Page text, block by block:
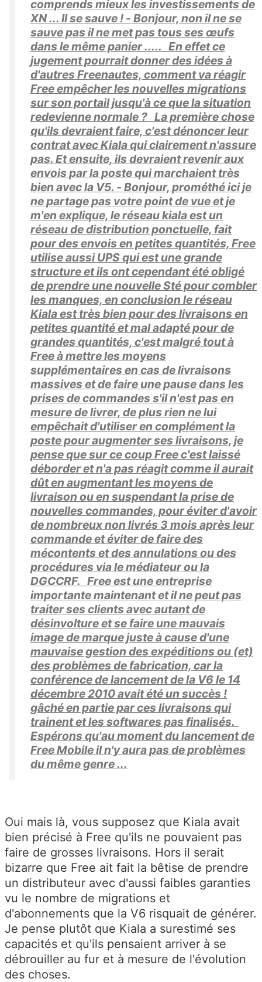
comprends mieux les investissements de
XN ... Il se sauve ! - Bonjour, non il ne se
sauve pas il ne met pas tous ses œufs
dans le même panier ..... En effet ce
jugement pourrait donner des idées à
d'autres Freenautes, comment va réagir
Free empêcher les nouvelles migrations
sur son portail jusqu'à ce que la situation
redevienne normale ? La première chose
qu'ils devraient faire, c'est dénoncer leur
contrat avec Kiala qui clairement n'assure
pas. Et ensuite, ils devraient revenir aux
envois par la poste qui marchaient très
bien avec la V5. - Bonjour, prométhé ici je
ne partage pas votre point de vue et je
m'en explique, le réseau kiala est un
réseau de distribution ponctuelle, fait
pour des envois en petites quantités, Free
utilise aussi UPS qui est une grande
structure et ils ont cependant été obligé
de prendre une nouvelle Sté pour combler
les manques, en conclusion le réseau
Kiala est très bien pour des livraisons en
petites quantité et mal adapté pour de
grandes quantités, c'est malgré tout à
Free à mettre les moyens
supplémentaires en cas de livraisons
massives et de faire une pause dans les
prises de commandes s'il n'est pas en
mesure de livrer, de plus rien ne lui
empêchait d'utiliser en complément la
poste pour augmenter ses livraisons, je
pense que sur ce coup Free c'est laissé
déborder et n'a pas réagit comme il aurait
dût en augmentant les moyens de
livraison ou en suspendant la prise de
nouvelles commandes, pour éviter d'avoir
de nombreux non livrés 3 mois après leur
commande et éviter de faire des
mécontents et des annulations ou des
procédures via le médiateur ou la
DGCCRF. Free est une entreprise
importante maintenant et il ne peut pas
traiter ses clients avec autant de
désinvolture et se faire une mauvais
image de marque juste à cause d'une
mauvaise gestion des expéditions ou (et)
des problèmes de fabrication, car la
conférence de lancement de la V6 le 14
décembre 2010 avait été un succès !
gâché en partie par ces livraisons qui
trainent et les softwares pas finalisés.
Espérons qu'au moment du lancement de
Free Mobile il n'y aura pas de problèmes
du même genre ...
Oui mais là, vous supposez que Kiala avait
bien précisé à Free qu'ils ne pouvaient pas
faire de grosses livraisons. Hors il serait
bizarre que Free ait fait la bêtise de prendre
un distributeur avec d'aussi faibles garanties
vu le nombre de migrations et
d'abonnements que la V6 risquait de générer.
Je pense plutôt que Kiala a surestimé ses
capacités et qu'ils pensaient arriver à se
débrouiller au fur et à mesure de l'évolution
des choses.